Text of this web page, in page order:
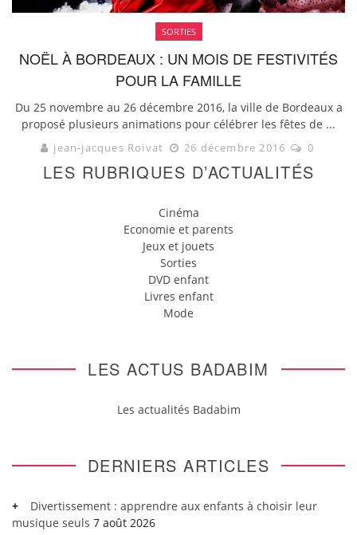
SORTIES
NOËL À BORDEAUX : UN MOIS DE FESTIVITÉS
POUR LA FAMILLE
Du 25 novembre au 26 décembre 2016, la ville de Bordeaux a
proposé plusieurs animations pour célébrer les fêtes de ...
jean-jacques Roivat 26 décembre 2016 0
LES RUBRIQUES D’ACTUALITÉS
Cinéma
Economie et parents
Jeux et jouets
Sorties
DVD enfant
Livres enfant
Mode
LES ACTUS BADABIM
Les actualités Badabim
DERNIERS ARTICLES
Divertissement : apprendre aux enfants à choisir leur
musique seuls 7 août 2026